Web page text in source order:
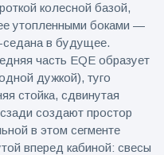
колесной базой,
утопленными боками —
седана в будущее.
часть EQE образует
дужкой), туго
стойка, сдвинутая
создают простор
в этом сегменте
вперед кабиной: свесы